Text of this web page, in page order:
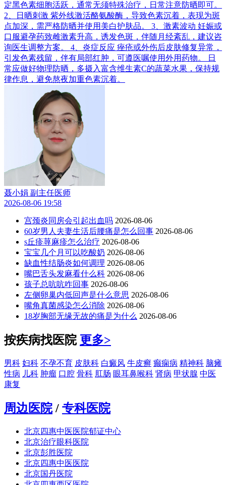
定黑色素细胞活跃，通常无须特殊治疗，日常注意防晒即可。
2、日晒刺激 紫外线激活酪氨酸酶，导致色素沉着，表现为斑
点加深，需严格防晒并使用美白护肤品。 3、激素波动 妊娠或
口服避孕药致雌激素升高，诱发色斑，伴随月经紊乱，建议咨
询医生调整方案。 4、炎症反应 痤疮或外伤后皮肤修复异常，
引发色素残留，伴有局部红肿，可遵医嘱使用外用药物。 日
常应做好物理防晒，多摄入富含维生素C的蔬菜水果，保持规
律作息，避免熬夜加重色素沉着。
聂小娟 副主任医师
2026-08-06 19:58
宫颈炎同房会引起出血吗 2026-08-06
60岁男人夫妻生活后腰痛是怎么回事 2026-08-06
s丘疹荨麻疹怎么治疗 2026-08-06
宝宝几个月可以吃酸奶 2026-08-06
缺血性结肠炎如何调理 2026-08-06
嘴巴舌头发麻看什么科 2026-08-06
孩子总吭吭咋回事 2026-08-06
左侧卵巢内低回声是什么意思 2026-08-06
嘴角真菌感染怎么消除 2026-08-06
18岁胸部无缘无故的痛是为什么 2026-08-06
按疾病找医院 更多>
男科 妇科 不孕不育 皮肤科 白癜风 牛皮癣 癫痫病 精神科 脑瘫
性病 儿科 肿瘤 口腔 骨科 肛肠 眼耳鼻喉科 肾病 甲状腺 中医
康复
周边医院 / 专科医院
北京四惠中医医院郁证中心
北京治疗眼科医院
北京彭胜医院
北京四惠中医医院
北京国丹医院